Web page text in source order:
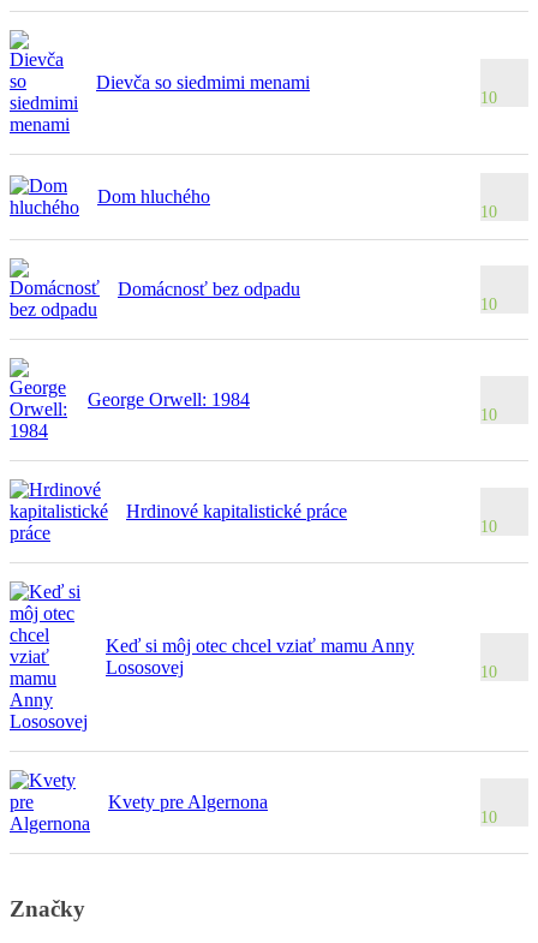
Dievča so siedmimi menami
10
Dom hluchého
10
Domácnosť bez odpadu
10
George Orwell: 1984
10
Hrdinové kapitalistické práce
10
Keď si môj otec chcel vziať mamu Anny
Lososovej
10
Kvety pre Algernona
10
Značky